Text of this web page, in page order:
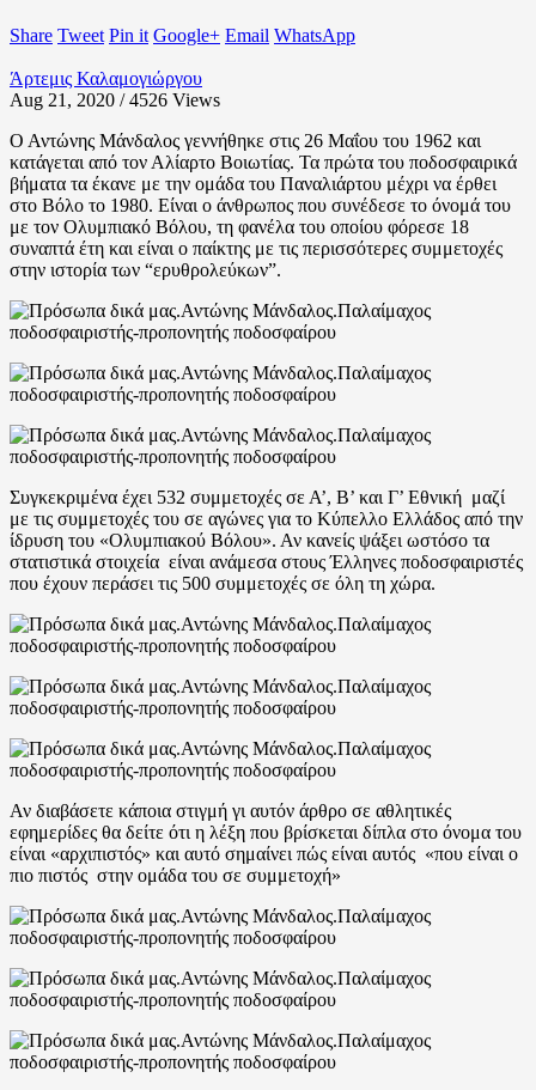
Share Tweet Pin it Google+ Email WhatsApp
Άρτεμις Καλαμογιώργου
Aug 21, 2020 / 4526 Views
Ο Αντώνης Μάνδαλος γεννήθηκε στις 26 Μαΐου του 1962 και
κατάγεται από τον Αλίαρτο Βοιωτίας. Τα πρώτα του ποδοσφαιρικά
βήματα τα έκανε με την ομάδα του Παναλιάρτου μέχρι να έρθει
στο Βόλο το 1980. Είναι ο άνθρωπος που συνέδεσε το όνομά του
με τον Ολυμπιακό Βόλου, τη φανέλα του οποίου φόρεσε 18
συναπτά έτη και είναι ο παίκτης με τις περισσότερες συμμετοχές
στην ιστορία των “ερυθρολεύκων”.
Συγκεκριμένα έχει 532 συμμετοχές σε Α’, Β’ και Γ’ Εθνική μαζί
με τις συμμετοχές του σε αγώνες για το Κύπελλο Ελλάδος από την
ίδρυση του «Ολυμπιακού Βόλου». Αν κανείς ψάξει ωστόσο τα
στατιστικά στοιχεία είναι ανάμεσα στους Έλληνες ποδοσφαιριστές
που έχουν περάσει τις 500 συμμετοχές σε όλη τη χώρα.
Αν διαβάσετε κάποια στιγμή γι αυτόν άρθρο σε αθλητικές
εφημερίδες θα δείτε ότι η λέξη που βρίσκεται δίπλα στο όνομα του
είναι «αρχιπιστός» και αυτό σημαίνει πώς είναι αυτός «που είναι ο
πιο πιστός στην ομάδα του σε συμμετοχή»